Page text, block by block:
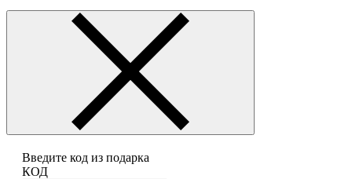
Введите код из подарка
КОД